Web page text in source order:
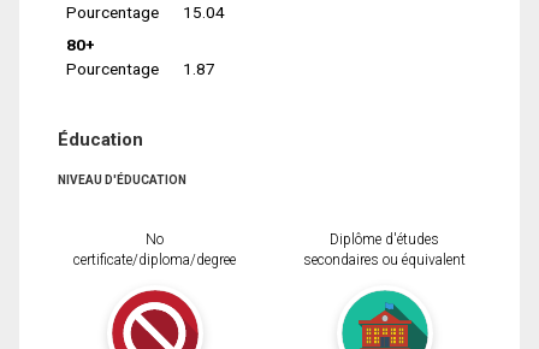
Pourcentage
15.04
80+
Pourcentage
1.87
Éducation
NIVEAU D'ÉDUCATION
No
certificate/diploma/degree
Diplôme d'études
secondaires ou équivalent